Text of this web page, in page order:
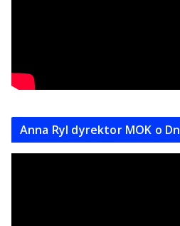
Anna Ryl dyrektor MOK o